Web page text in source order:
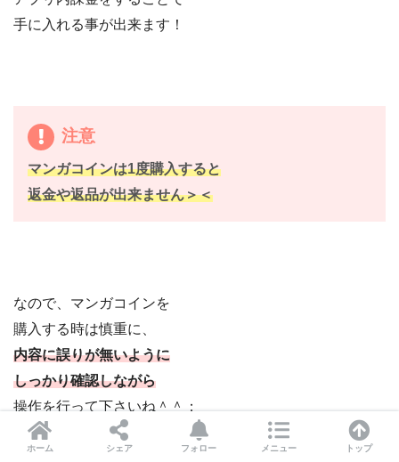
手に入れる事が出来ます！
注意
マンガコインは1度購入すると
返金や返品が出来ません＞＜
なので、マンガコインを
購入する時は慎重に、
内容に誤りが無いように
しっかり確認しながら
操作を行って下さいね＾＾；
ホーム シェア フォロー メニュー トップ